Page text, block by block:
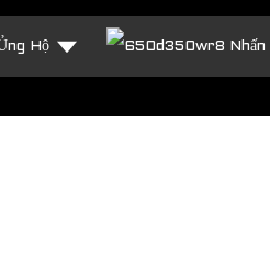
Hộ Nhấn